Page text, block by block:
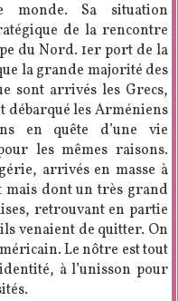
Sa situation
de la rencontre
du Nord. 1er port de la
la grande majorité des
sont arrivés les Grecs,
débarqué les Arméniens
en quête d’une vie
les mêmes raisons.
arrivés en masse à
dont un très grand
retrouvant en partie
venaient de quitter. On
Le nôtre est tout
à l’unisson pour